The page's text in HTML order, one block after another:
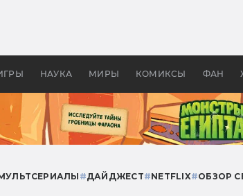
НАУКА МИРЫ КОМИКСЫ ФАН
бы «Властелина колец»
#ДАЙДЖЕСТ#NETFLIX#ОБЗОР